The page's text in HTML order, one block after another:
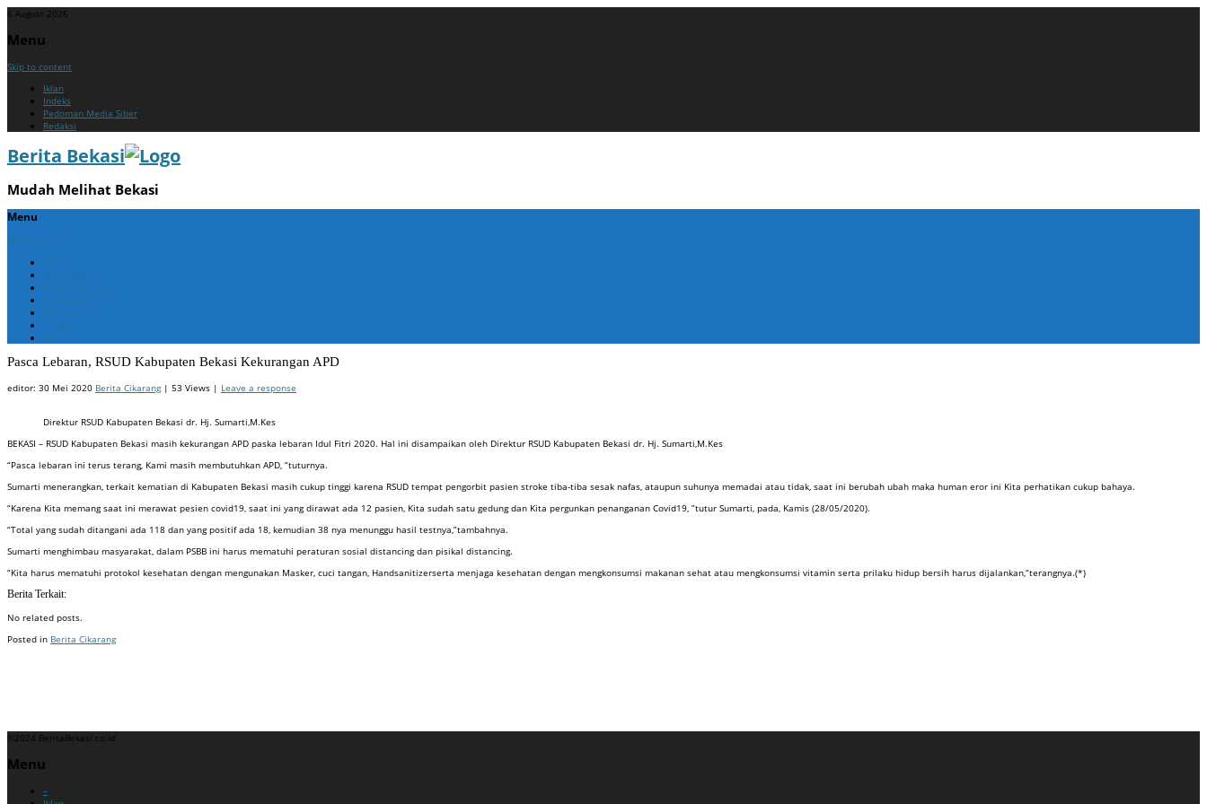
6 August 2026
Menu
Skip to content
Iklan
Indeks
Pedoman Media Siber
Redaksi
Berita Bekasi
Mudah Melihat Bekasi
Menu
Skip to content
Home
Berita Bekasi
Berita Cikarang
Berita Jabar
Nasional
Politik
ADV
Pasca Lebaran, RSUD Kabupaten Bekasi Kekurangan APD
editor: 30 Mei 2020 Berita Cikarang| 53 Views | Leave a response
Direktur RSUD Kabupaten Bekasi dr. Hj. Sumarti,M.Kes
BEKASI – RSUD Kabupaten Bekasi masih kekurangan APD paska lebaran Idul Fitri 2020. Hal ini disampaikan oleh Direktur RSUD Kabupaten Bekasi dr. Hj. Sumarti,M.Kes
“Pasca lebaran ini terus terang, Kami masih membutuhkan APD, “tuturnya.
Sumarti menerangkan, terkait kematian di Kabupaten Bekasi masih cukup tinggi karena RSUD tempat pengorbit pasien stroke tiba-tiba sesak nafas, ataupun suhunya memadai atau tidak, saat ini berubah ubah maka human eror ini Kita perhatikan cukup bahaya.
“Karena Kita memang saat ini merawat pesien covid19, saat ini yang dirawat ada 12 pasien, Kita sudah satu gedung dan Kita pergunkan penanganan Covid19, ”tutur Sumarti, pada, Kamis (28/05/2020).
“Total yang sudah ditangani ada 118 dan yang positif ada 18, kemudian 38 nya menunggu hasil testnya,”tambahnya.
Sumarti menghimbau masyarakat, dalam PSBB ini harus mematuhi peraturan sosial distancing dan pisikal distancing.
“Kita harus mematuhi protokol kesehatan dengan mengunakan Masker, cuci tangan, Handsanitizerserta menjaga kesehatan dengan mengkonsumsi makanan sehat atau mengkonsumsi vitamin serta prilaku hidup bersih harus dijalankan,“terangnya.(*)
Berita Terkait:
No related posts.
Posted in Berita Cikarang
©2024 BeritaBekasi.co.id
Menu
–